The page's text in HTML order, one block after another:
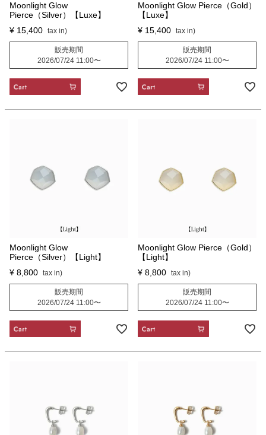
Moonlight Glow
Pierce（Silver）【Luxe】
¥ 15,400
販売期間
2026/07/24 11:00〜
Moonlight Glow Pierce（Gold）
【Luxe】
¥ 15,400
販売期間
2026/07/24 11:00〜
Moonlight Glow
Pierce（Silver）【Light】
¥ 8,800
販売期間
2026/07/24 11:00〜
Moonlight Glow Pierce（Gold）
【Light】
¥ 8,800
販売期間
2026/07/24 11:00〜